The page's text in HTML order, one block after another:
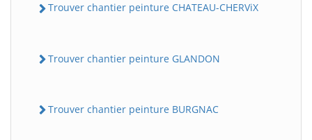
Trouver chantier peinture CHATEAU-CHERViX
Trouver chantier peinture GLANDON
Trouver chantier peinture BURGNAC